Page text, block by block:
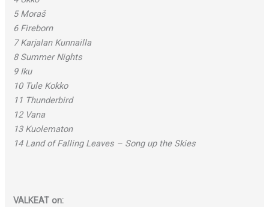
5 Moraš
6 Fireborn
7 Karjalan Kunnailla
8 Summer Nights
9 Iku
10 Tule Kokko
11 Thunderbird
12 Vana
13 Kuolematon
14 Land of Falling Leaves – Song up the Skies
VALKEAT on: